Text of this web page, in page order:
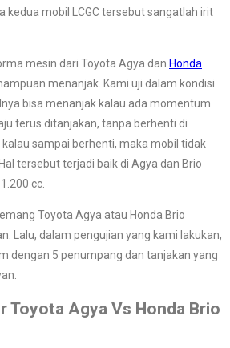
kedua mobil LCGC tersebut sangatlah irit
mesin dari Toyota Agya dan Honda
menanjak. Kami uji dalam kondisi
bisa menanjak kalau ada momentum.
terus ditanjakan, tanpa berhenti di
sampai berhenti, maka mobil tidak
tersebut terjadi baik di Agya dan Brio
cc.
Toyota Agya atau Honda Brio
Lalu, dalam pengujian yang kami lakukan,
dengan 5 penumpang dan tanjakan yang
Toyota Agya Vs Honda Brio